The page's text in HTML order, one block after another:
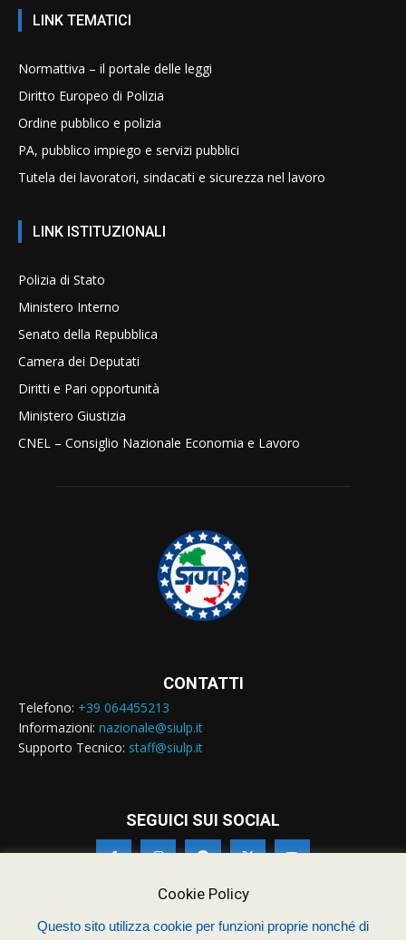
LINK TEMATICI
Normattiva – il portale delle leggi
Diritto Europeo di Polizia
Ordine pubblico e polizia
PA, pubblico impiego e servizi pubblici
Tutela dei lavoratori, sindacati e sicurezza nel lavoro
LINK ISTITUZIONALI
Polizia di Stato
Ministero Interno
Senato della Repubblica
Camera dei Deputati
Diritti e Pari opportunità
Ministero Giustizia
CNEL – Consiglio Nazionale Economia e Lavoro
CONTATTI
Telefono: +39 064455213
Informazioni: nazionale@siulp.it
Supporto Tecnico: staff@siulp.it
SEGUICI SUI SOCIAL
Cookie Policy
Questo sito utilizza cookie per funzioni proprie nonché di